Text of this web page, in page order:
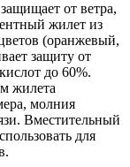
от ветра,
жилет из
(оранжевый,
защиту от
до 60%.
жилета
молния
Вместительный
для